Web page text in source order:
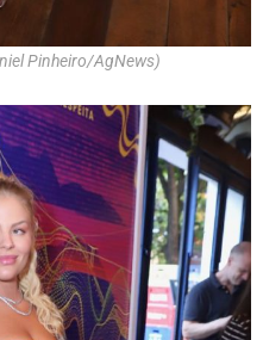
Pinheiro/AgNews)